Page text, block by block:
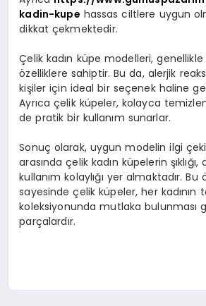
kadin-kupe hassas ciltlere uygun
dikkat çekmektedir.
Çelik kadın küpe modelleri,
özelliklere sahiptir. Bu da, alerjik
kişiler için ideal bir seçenek haline
Ayrıca çelik küpeler, kolayca
de pratik bir kullanım sunarlar.
Sonuç olarak, uygun modelin ilgi
arasında çelik kadın küpelerin şıklığı,
kullanım kolaylığı yer almaktadır. Bu
sayesinde çelik küpeler, her kadının
koleksiyonunda mutlaka bulunması
parçalardır.